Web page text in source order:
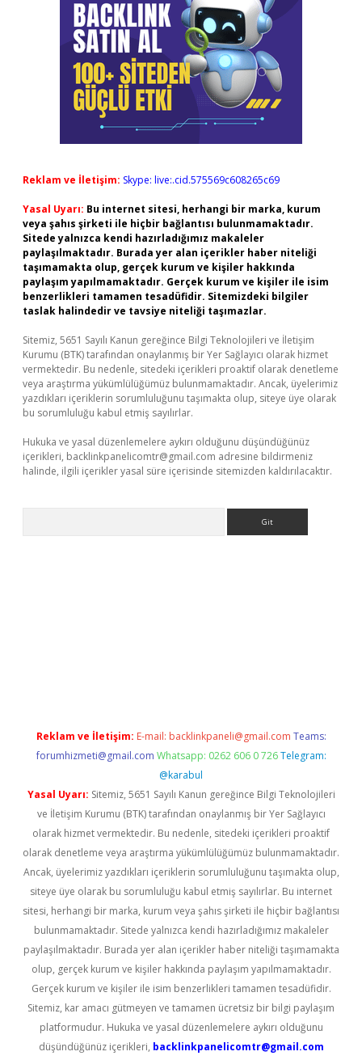
Reklam ve İletişim: Skype: live:.cid.575569c608265c69
Yasal Uyarı: Bu internet sitesi, herhangi bir marka, kurum
veya şahıs şirketi ile hiçbir bağlantısı bulunmamaktadır.
Sitede yalnızca kendi hazırladığımız makaleler
paylaşılmaktadır. Burada yer alan içerikler haber niteliği
taşımamakta olup, gerçek kurum ve kişiler hakkında
paylaşım yapılmamaktadır. Gerçek kurum ve kişiler ile isim
benzerlikleri tamamen tesadüfidir. Sitemizdeki bilgiler
taslak halindedir ve tavsiye niteliği taşımazlar.
Sitemiz, 5651 Sayılı Kanun gereğince Bilgi Teknolojileri ve İletişim
Kurumu (BTK) tarafından onaylanmış bir Yer Sağlayıcı olarak hizmet
vermektedir. Bu nedenle, sitedeki içerikleri proaktif olarak denetleme
veya araştırma yükümlülüğümüz bulunmamaktadır. Ancak, üyelerimiz
yazdıkları içeriklerin sorumluluğunu taşımakta olup, siteye üye olarak
bu sorumluluğu kabul etmiş sayılırlar.
Hukuka ve yasal düzenlemelere aykırı olduğunu düşündüğünüz
içerikleri, backlinkpanelicomtr@gmail.com adresine bildirmeniz
halinde, ilgili içerikler yasal süre içerisinde sitemizden kaldırılacaktır.
Reklam ve İletişim: E-mail: backlinkpaneli@gmail.com Teams:
forumhizmeti@gmail.com Whatsapp: 0262 606 0 726 Telegram:
@karabul
Yasal Uyarı: Sitemiz, 5651 Sayılı Kanun gereğince Bilgi Teknolojileri
ve İletişim Kurumu (BTK) tarafından onaylanmış bir Yer Sağlayıcı
olarak hizmet vermektedir. Bu nedenle, sitedeki içerikleri proaktif
olarak denetleme veya araştırma yükümlülüğümüz bulunmamaktadır.
Ancak, üyelerimiz yazdıkları içeriklerin sorumluluğunu taşımakta olup,
siteye üye olarak bu sorumluluğu kabul etmiş sayılırlar. Bu internet
sitesi, herhangi bir marka, kurum veya şahıs şirketi ile hiçbir bağlantısı
bulunmamaktadır. Sitede yalnızca kendi hazırladığımız makaleler
paylaşılmaktadır. Burada yer alan içerikler haber niteliği taşımamakta
olup, gerçek kurum ve kişiler hakkında paylaşım yapılmamaktadır.
Gerçek kurum ve kişiler ile isim benzerlikleri tamamen tesadüfidir.
Sitemiz, kar amacı gütmeyen ve tamamen ücretsiz bir bilgi paylaşım
platformudur. Hukuka ve yasal düzenlemelere aykırı olduğunu
düşündüğünüz içerikleri, backlinkpanelicomtr@gmail.com